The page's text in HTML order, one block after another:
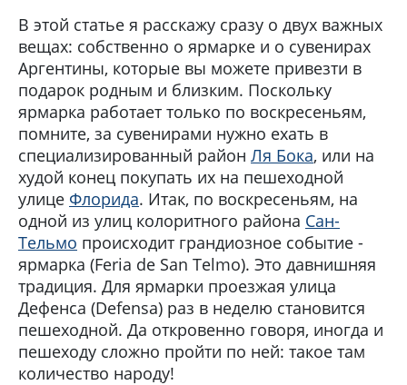
В этой статье я расскажу сразу о двух важных
вещах: собственно о ярмарке и о сувенирах
Аргентины, которые вы можете привезти в
подарок родным и близким. Поскольку
ярмарка работает только по воскресеньям,
помните, за сувенирами нужно ехать в
специализированный район Ля Бока, или на
худой конец покупать их на пешеходной
улице Флорида. Итак, по воскресеньям, на
одной из улиц колоритного района Сан-
Тельмо происходит грандиозное событие -
ярмарка (Feria de San Telmo). Это давнишняя
традиция. Для ярмарки проезжая улица
Дефенса (Defensa) раз в неделю становится
пешеходной. Да откровенно говоря, иногда и
пешеходу сложно пройти по ней: такое там
количество народу!